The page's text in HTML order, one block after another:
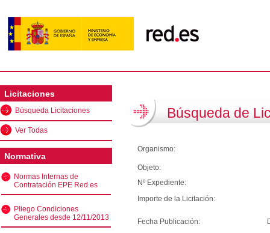
Licitaciones
Búsqueda Licitaciones
Ver Todas
Normativa
Normas Internas de
Contratación EPE Red.es
Pliego Condiciones
Generales desde 12/11/2013
Búsqueda de
Organismo:
Objeto:
Nº Expediente:
Importe de la Licitación:
Fecha Publicación: